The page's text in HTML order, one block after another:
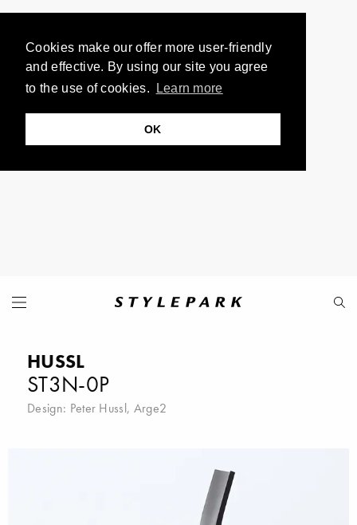
Cookies make our offer more user-friendly
and effective. By using our site you agree
to the use of cookies.
Learn more
OK
HUSSL
ST3N-0P
Design: Peter Hussl, Arge2